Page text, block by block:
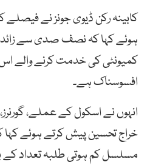
کابینہ رکن ڈیوی جونز نے فیصلے
ہوئے کہا کہ نصف صدی سے
کمیونٹی کی خدمت کرنے والے
افسوسناک ہے۔
انہوں نے اسکول کے عملے،
خراج تحسین پیش کرتے ہوئے کہا
مسلسل کم ہوتی طلبہ تعداد کے